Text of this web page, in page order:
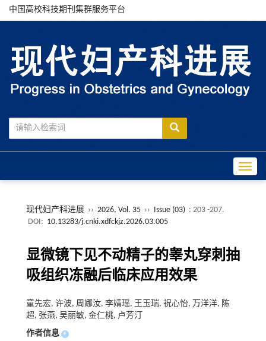
中国高校科技期刊集群服务平台
现代妇产科进展 ›› 2026, Vol. 35 ›› Issue (03) : 203 -207.
DOI: 10.13283/j.cnki.xdfckjz.2026.03.005
显微镜下见不动精子的睾丸穿刺抽
吸组织冻融后临床应用效果
童先宏, 许波, 周娜汝, 李婧瑶, 王玉瑞, 祝心怡, 万洋洋, 陈
超, 张燕, 吴丽敏, 金仁桃, 卢芳汀
作者信息 +